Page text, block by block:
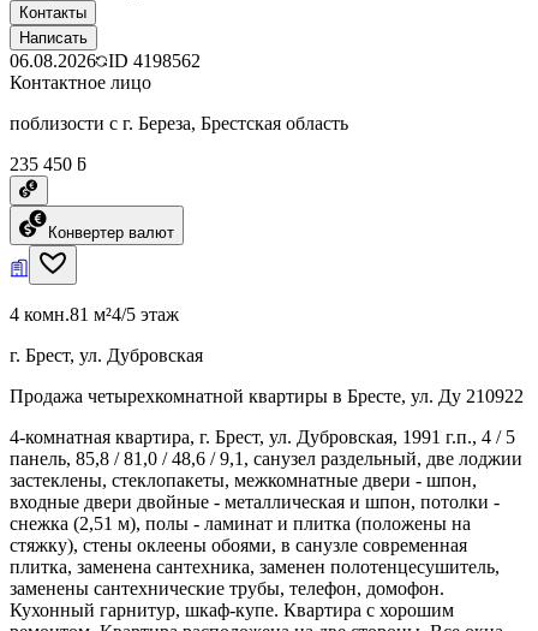
Контакты
Написать
06.08.2026 ID 4198562
Контактное лицо
поблизости с г. Береза, Брестская область
235 450 ƃ
Конвертер валют
4 комн.81 м²4/5 этаж
г. Брест, ул. Дубровская
Продажа четырехкомнатной квартиры в Бресте, ул. Ду 210922
4-комнатная квартира, г. Брест, ул. Дубровская, 1991 г.п., 4 / 5
панель, 85,8 / 81,0 / 48,6 / 9,1, санузел раздельный, две лоджии
застеклены, стеклопакеты, межкомнатные двери - шпон,
входные двери двойные - металлическая и шпон, потолки -
снежка (2,51 м), полы - ламинат и плитка (положены на
стяжку), стены оклеены обоями, в санузле современная
плитка, заменена сантехника, заменен полотенцесушитель,
заменены сантехнические трубы, телефон, домофон.
Кухонный гарнитур, шкаф-купе. Квартира с хорошим